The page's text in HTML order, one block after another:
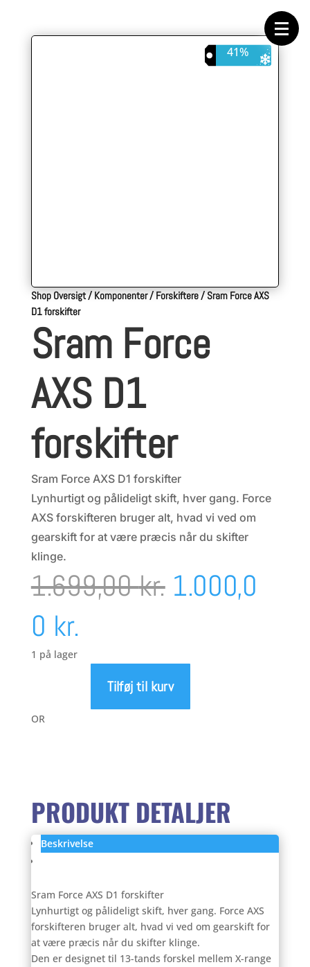
41%
Shop Oversigt/Komponenter/Forskiftere/Sram Force AXS
D1 forskifter
Sram Force
AXS D1
forskifter
Sram Force AXS D1 forskifter
Lynhurtigt og pålideligt skift, hver gang. Force
AXS forskifteren bruger alt, hvad vi ved om
gearskift for at være præcis når du skifter
klinge.
1.699,00kr. Den
pris
var:
1.000,0
0 kr.
aktuelle
pris
1 på lager
AXS
Tilføj til kurv
OR
PRODUKT DETALJER
Beskrivelse
Sram Force AXS D1 forskifter
Lynhurtigt og pålideligt skift, hver gang. Force AXS
forskifteren bruger alt, hvad vi ved om gearskift for
at være præcis når du skifter klinge.
Den er designet til 13-tands forskel mellem X-range